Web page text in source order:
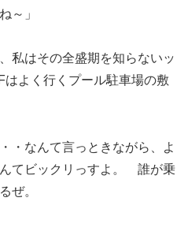
～」
私はその全盛期を知らないッ
よく行くプール駐車場の敷
・なんて言っときながら、よ
てビックリっすよ。 誰が乗
ぜ。